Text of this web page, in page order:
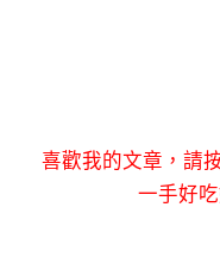
喜歡我的文章，請
一手好